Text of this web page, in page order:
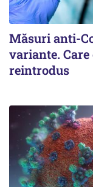
Măsuri anti-
variante.
reintrodus